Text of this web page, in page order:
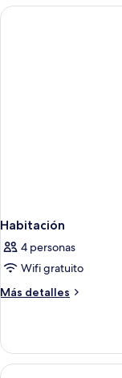
Habitación
4 personas
Wifi gratuito
Más detalles
Más